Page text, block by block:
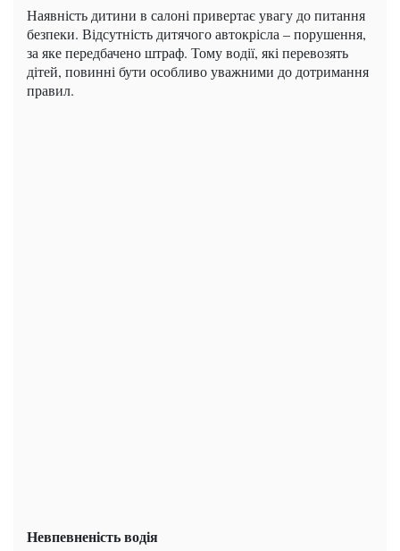
Наявність дитини в салоні привертає увагу до питання
безпеки. Відсутність дитячого автокрісла – порушення,
за яке передбачено штраф. Тому водії, які перевозять
дітей, повинні бути особливо уважними до дотримання
правил.
Невпевненість водія